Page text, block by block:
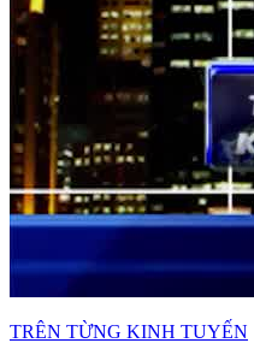
TRÊN TỪNG KINH TUYẾN